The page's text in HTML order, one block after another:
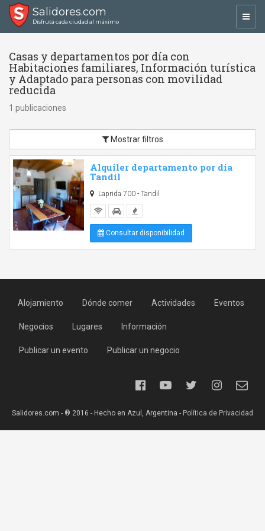
Salidores.com
Disfrutá cada ciudad al máximo
Casas y departamentos por día con
Habitaciones familiares, Información turística
y Adaptado para personas con movilidad
reducida
1 publicaciones
Mostrar filtros
Alquiler departamento por dia
Tandil
Laprida 700 - Tandil
Consultar disponibilidad
Alojamiento Dónde comer Actividades Eventos
Negocios Lugares Información
Publicar un evento Publicar un negocio
Salidores.com - ® 2016 - Hecho en Azul, Argentina - Política de Privacidad